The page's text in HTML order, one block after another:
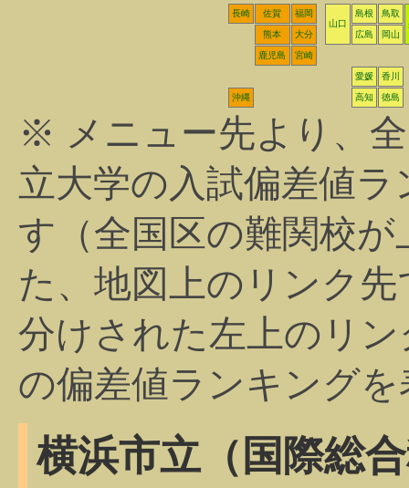
長崎 佐賀
福岡
山口
島根
鳥取
熊本
大分 広島 岡山
鹿児島 宮崎
愛媛 香川
沖縄 高知 徳島
※ メニュー先より、
立大学の入試偏差値
す（全国区の難関校
た、地図上のリンク
分けされた左上のリ
の偏差値ランキング
横浜市立（国際総